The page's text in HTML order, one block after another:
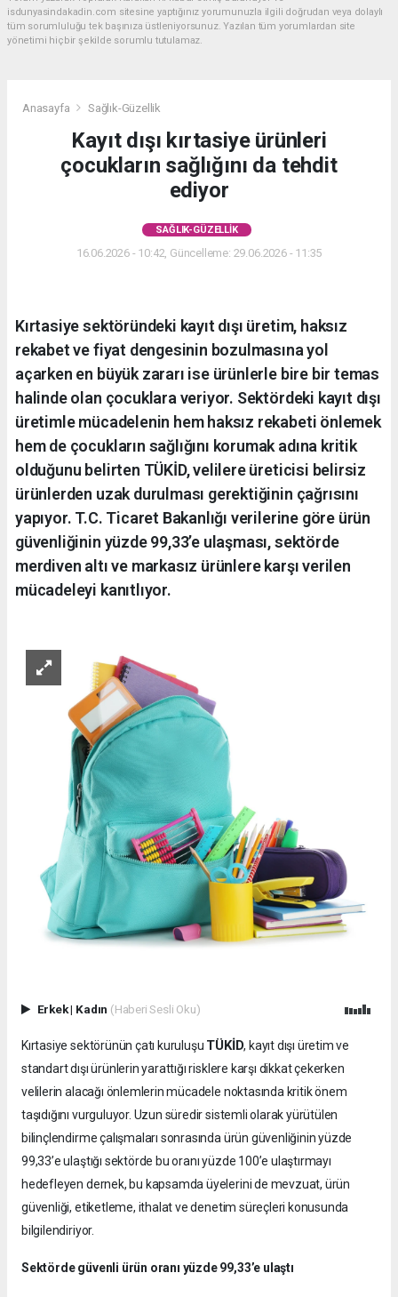
isdunyasindakadin.com sitesine yaptığınız yorumunuzla ilgili doğrudan veya dolaylı
tüm sorumluluğu tek başınıza üstleniyorsunuz. Yazılan tüm yorumlardan site
yönetimi hiçbir şekilde sorumlu tutulamaz.
Anasayfa Sağlık-Güzellik
Kayıt dışı kırtasiye ürünleri
çocukların sağlığını da tehdit
ediyor
SAĞLIK-GÜZELLIK
16.06.2026 - 10:42, Güncelleme: 29.06.2026 - 11:35
Kırtasiye sektöründeki kayıt dışı üretim, haksız
rekabet ve fiyat dengesinin bozulmasına yol
açarken en büyük zararı ise ürünlerle bire bir temas
halinde olan çocuklara veriyor. Sektördeki kayıt dışı
üretimle mücadelenin hem haksız rekabeti önlemek
hem de çocukların sağlığını korumak adına kritik
olduğunu belirten TÜKİD, velilere üreticisi belirsiz
ürünlerden uzak durulması gerektiğinin çağrısını
yapıyor. T.C. Ticaret Bakanlığı verilerine göre ürün
güvenliğinin yüzde 99,33’e ulaşması, sektörde
merdiven altı ve markasız ürünlere karşı verilen
mücadeleyi kanıtlıyor.
Erkek| Kadın (Haberi Sesli Oku)
Kırtasiye sektörünün çatı kuruluşu TÜKİD, kayıt dışı üretim ve
standart dışı ürünlerin yarattığı risklere karşı dikkat çekerken
velilerin alacağı önlemlerin mücadele noktasında kritik önem
taşıdığını vurguluyor. Uzun süredir sistemli olarak yürütülen
bilinçlendirme çalışmaları sonrasında ürün güvenliğinin yüzde
99,33’e ulaştığı sektörde bu oranı yüzde 100’e ulaştırmayı
hedefleyen dernek, bu kapsamda üyelerini de mevzuat, ürün
güvenliği, etiketleme, ithalat ve denetim süreçleri konusunda
bilgilendiriyor.
Sektörde güvenli ürün oranı yüzde 99,33’e ulaştı